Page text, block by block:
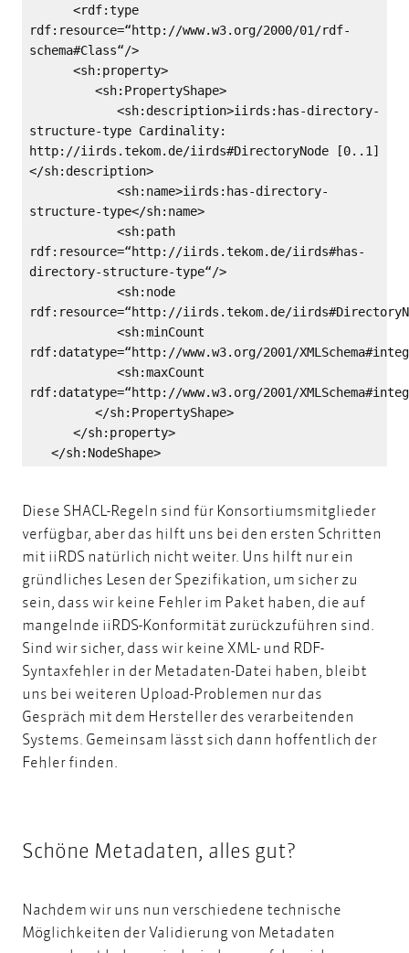
<rdf:type
rdf:resource=“http://www.w3.org/2000/01/rdf-
schema#Class“/>
<sh:property>
<sh:PropertyShape>
<sh:description>iirds:has-directory-
structure-type Cardinality:
http://iirds.tekom.de/iirds#DirectoryNode [0..1]
</sh:description>
<sh:name>iirds:has-directory-
structure-type</sh:name>
<sh:path
rdf:resource=“http://iirds.tekom.de/iirds#has-
directory-structure-type“/>
<sh:node
rdf:resource=“http://iirds.tekom.de/
<sh:minCount
rdf:datatype=“http://www.w3.org/2001/
<sh:maxCount
rdf:datatype=“http://www.w3.org/2001/
</sh:PropertyShape>
</sh:property>
</sh:NodeShape>
Diese SHACL-Regeln sind für Konsortiumsmitglieder
verfügbar, aber das hilft uns bei den ersten Schritten
mit iiRDS natürlich nicht weiter. Uns hilft nur ein
gründliches Lesen der Spezifikation, um sicher zu
sein, dass wir keine Fehler im Paket haben, die auf
mangelnde iiRDS-Konformität zurückzuführen sind.
Sind wir sicher, dass wir keine XML- und RDF-
Syntaxfehler in der Metadaten-Datei haben, bleibt
uns bei weiteren Upload-Problemen nur das
Gespräch mit dem Hersteller des verarbeitenden
Systems. Gemeinsam lässt sich dann hoffentlich der
Fehler finden.
Schöne Metadaten, alles gut?
Nachdem wir uns nun verschiedene technische
Möglichkeiten der Validierung von Metadaten